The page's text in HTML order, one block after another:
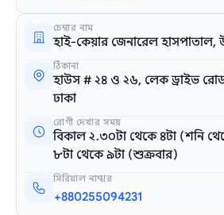
চেম্বার নাম
হাই-কেয়ার জেনারেল হাসপাতাল,
ঠিকানা
হাউস # ২৪ ও ২৬, লেক ড্রাইভ
ঢাকা
রোগী দেখার সময়
বিকাল ২.৩০টা থেকে ৪টা (শনি
৮টা থেকে ৯টা (শুক্রবার)
সিরিয়াল নাম্বার
+880255094231